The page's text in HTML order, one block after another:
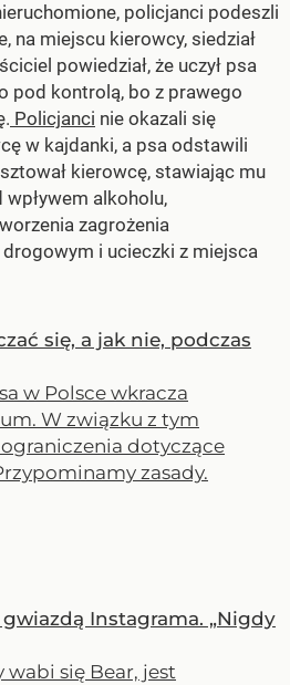
policjanci podeszli
na miejscu kierowcy, siedział
powiedział, że uczył psa
pod kontrolą, bo z prawego
Policjanci nie okazali się
w kajdanki, a psa odstawili
kierowcę, stawiając mu
alkoholu,
zagrożenia
i ucieczki z miejsca
się, a jak nie, podczas
w Polsce wkracza
W związku z tym
dotyczące
zasady.
gwiazdą Instagrama. „Nigdy
się Bear, jest